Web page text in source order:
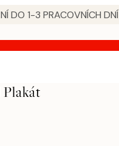
DO 1-3 PRACOVNÍCH DNÍ